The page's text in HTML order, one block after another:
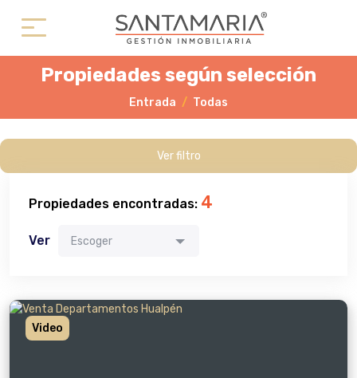
Propiedades según selección
Entrada Todas
Ver filtro
Propiedades encontradas: 4
Ver Escoger
Video